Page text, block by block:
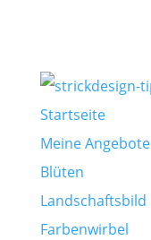
Startseite
Meine Angebote
Blüten
Landschaftsbild
Farbenwirbel